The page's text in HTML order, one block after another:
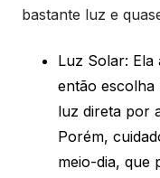
bastante luz e
Luz Solar:
então
luz direta por
Porém,
meio-dia, que